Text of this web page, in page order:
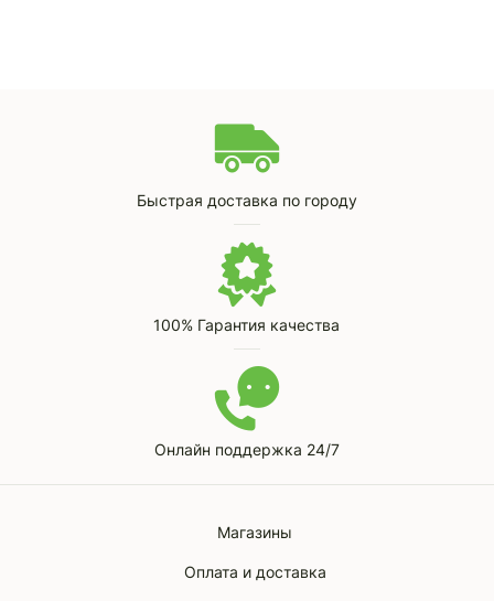
Быстрая доставка по городу
100% Гарантия качества
Онлайн поддержка 24/7
Магазины
Оплата и доставка